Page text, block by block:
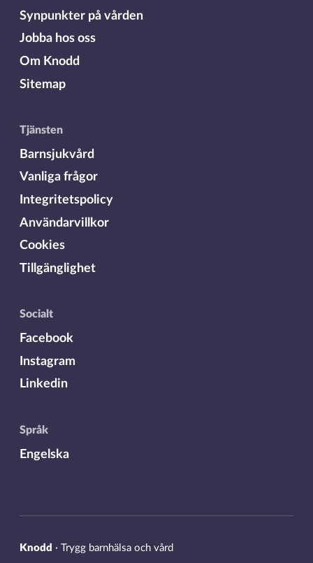
Synpunkter på vården
Jobba hos oss
Om Knodd
Sitemap
Tjänsten
Barnsjukvård
Vanliga frågor
Integritetspolicy
Användarvillkor
Cookies
Tillgänglighet
Socialt
Facebook
Instagram
Linkedin
Språk
Engelska
Knodd · Trygg barnhälsa och vård